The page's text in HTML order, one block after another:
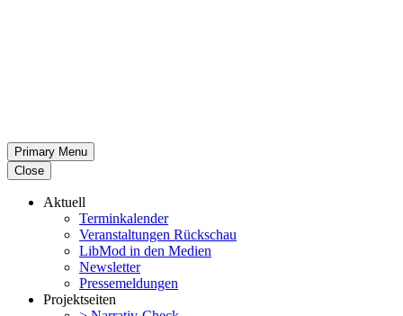
Primary Menu
Close
Aktuell
Termin­ka­lender
Veran­stal­tungen Rückschau
LibMod in den Medien
Newsletter
Presse­mel­dungen
Projekt­seiten